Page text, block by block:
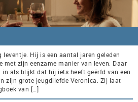
leventje. Hij is een aantal jaren geleden
met zijn eenzame manier van leven. Daar
als blijkt dat hij iets heeft geërfd van een
zijn grote jeugdliefde Veronica. Zij laat
van […]